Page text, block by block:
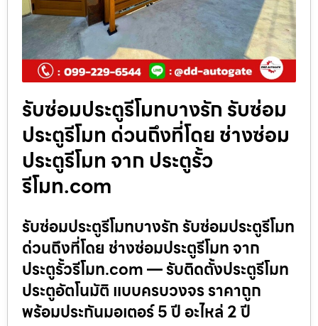
รับซ่อมประตูรีโมทบางรัก รับซ่อม
ประตูรีโมท ด่วนถึงที่โดย ช่างซ่อม
ประตูรีโมท จาก ประตูรั้ว
รีโมท.com
รับซ่อมประตูรีโมทบางรัก รับซ่อมประตูรีโมท
ด่วนถึงที่โดย ช่างซ่อมประตูรีโมท จาก
ประตูรั้วรีโมท.com — รับติดตั้งประตูรีโมท
ประตูอัตโนมัติ แบบครบวงจร ราคาถูก
พร้อมประกันมอเตอร์ 5 ปี อะไหล่ 2 ปี